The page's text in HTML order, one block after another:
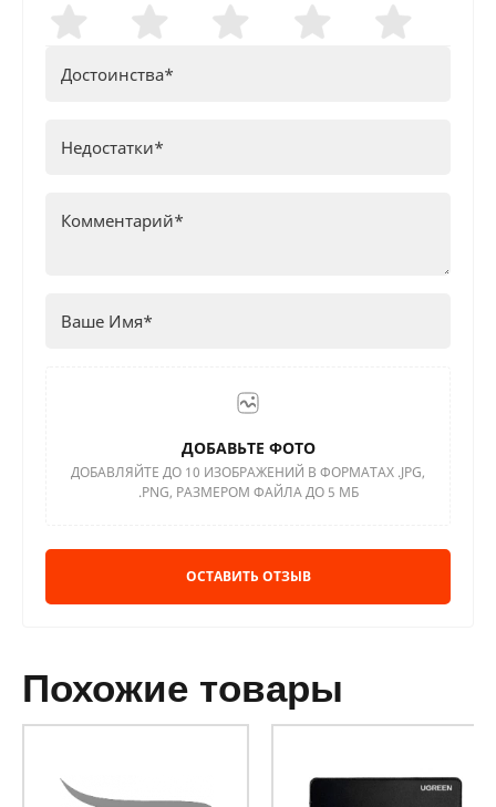
ДОБАВЬТЕ ФОТО
ДОБАВЛЯЙТЕ ДО 10 ИЗОБРАЖЕНИЙ В ФОРМАТАХ .JPG,
.PNG, РАЗМЕРОМ ФАЙЛА ДО 5 МБ
ОСТАВИТЬ ОТЗЫВ
похожие товары